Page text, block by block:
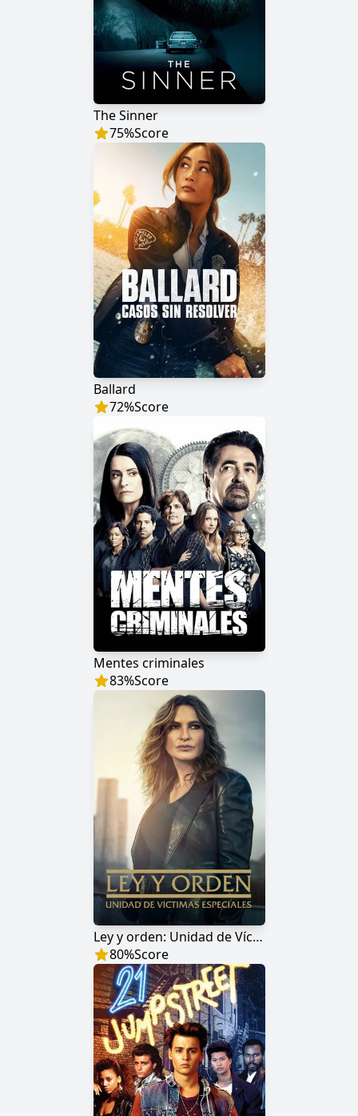
The Sinner
75%Score
Ballard
72%Score
Mentes criminales
83%Score
Ley y orden: Unidad de Víctimas Especiales
80%Score